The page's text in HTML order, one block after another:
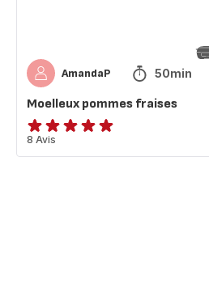
AmandaP 50min
Moelleux pommes fraises
ratings.4.9
8 Avis